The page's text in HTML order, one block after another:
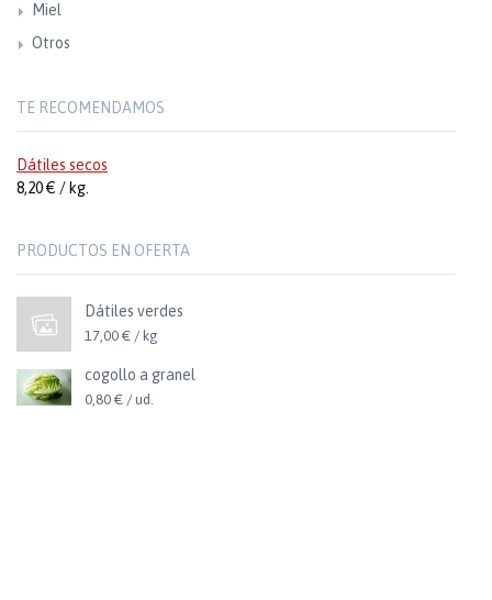
Miel
Otros
TE RECOMENDAMOS
Dátiles secos
8,20 € / kg.
PRODUCTOS EN OFERTA
Dátiles verdes
17,00 € / kg
cogollo a granel
0,80 € / ud.